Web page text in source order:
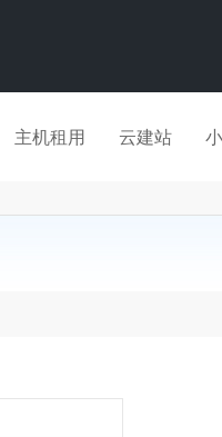
主机租用 云建站